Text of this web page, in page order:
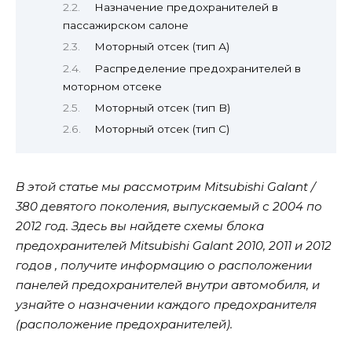
Назначение предохранителей в
пассажирском салоне
Моторный отсек (тип А)
Распределение предохранителей в
моторном отсеке
Моторный отсек (тип B)
Моторный отсек (тип С)
В этой статье мы рассмотрим Mitsubishi Galant /
380 девятого поколения, выпускаемый с 2004 по
2012 год. Здесь вы найдете схемы блока
предохранителей Mitsubishi Galant 2010, 2011 и 2012
годов , получите информацию о расположении
панелей предохранителей внутри автомобиля, и
узнайте о назначении каждого предохранителя
(расположение предохранителей).